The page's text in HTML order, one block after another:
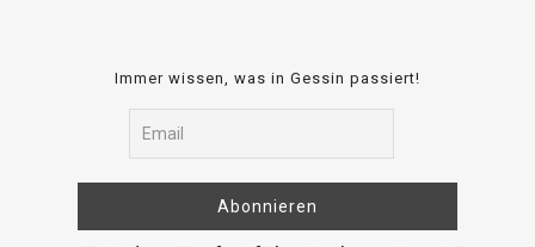
Immer wissen, was in Gessin passiert!